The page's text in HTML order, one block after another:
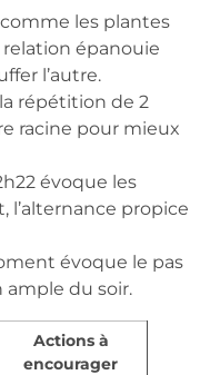
comme les plantes
épanouie
l’autre.
répétition de 2
racine pour mieux
évoque les
l’alternance propice
évoque le pas
ample du soir.
Actions à
encourager